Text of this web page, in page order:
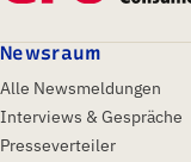
Newsraum
Alle Newsmeldungen
Interviews & Gespräche
Presseverteiler